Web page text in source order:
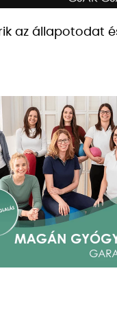
az állapotodat